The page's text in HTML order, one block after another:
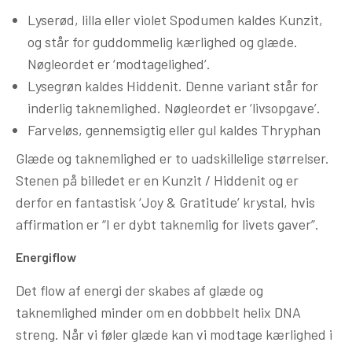
Lyserød, lilla eller violet Spodumen kaldes Kunzit,
og står for guddommelig kærlighed og glæde.
Nøgleordet er ‘modtagelighed’.
Lysegrøn kaldes Hiddenit. Denne variant står for
inderlig taknemlighed. Nøgleordet er ‘livsopgave’.
Farveløs, gennemsigtig eller gul kaldes Thryphan
Glæde og taknemlighed er to uadskillelige størrelser.
Stenen på billedet er en Kunzit / Hiddenit og er
derfor en fantastisk ‘Joy & Gratitude’ krystal, hvis
affirmation er “I er dybt taknemlig for livets gaver”.
Energiflow
Det flow af energi der skabes af glæde og
taknemlighed minder om en dobbbelt helix DNA
streng. Når vi føler glæde kan vi modtage kærlighed i